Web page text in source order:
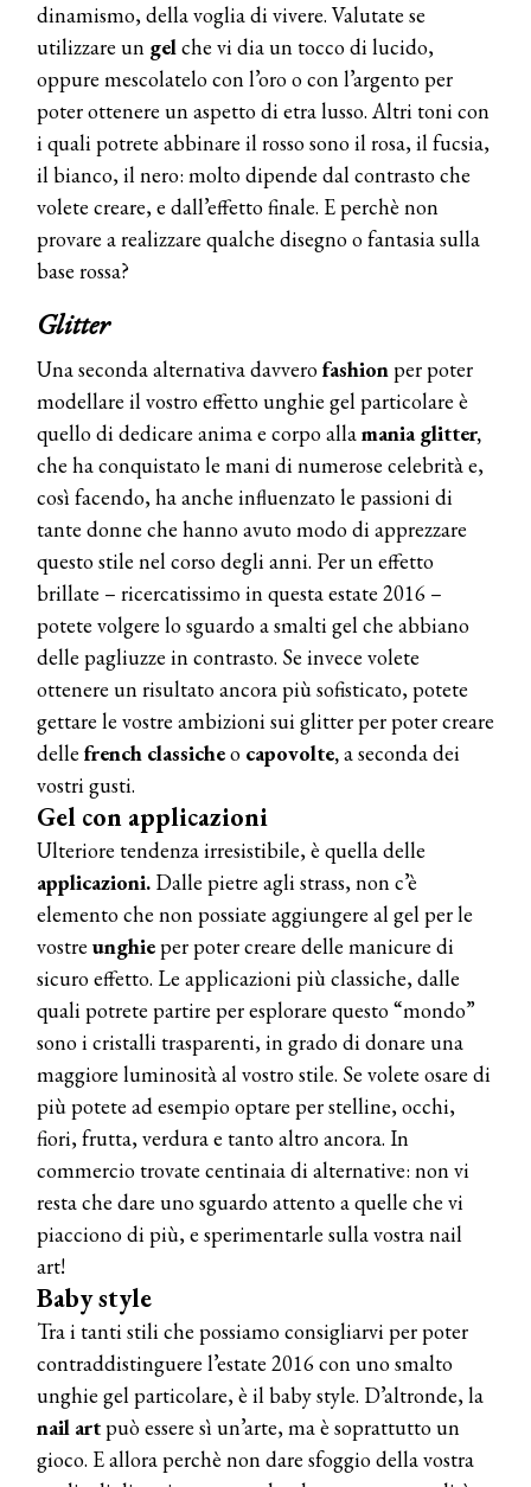
dinamismo, della voglia di vivere. Valutate se
utilizzare un gelche vi dia un tocco di lucido,
oppure mescolatelo con l’oro o con l’argento per
poter ottenere un aspetto di etra lusso. Altri toni con
i quali potrete abbinare il rosso sono il rosa, il fucsia,
il bianco, il nero: molto dipende dal contrasto che
volete creare, e dall’effetto finale. E perchè non
provare a realizzare qualche disegno o fantasia sulla
base rossa?
Glitter
Una seconda alternativa davverofashionper poter
modellare il vostro effetto unghie gel particolare è
quello di dedicare anima e corpo allamania glitter,
che ha conquistato le mani di numerose celebrità e,
così facendo, ha anche influenzato le passioni di
tante donne che hanno avuto modo di apprezzare
questo stile nel corso degli anni. Per un effetto
brillate – ricercatissimo in questa estate 2016 –
potete volgere lo sguardo a smalti gel che abbiano
delle pagliuzze in contrasto. Se invece volete
ottenere un risultato ancora più sofisticato, potete
gettare le vostre ambizioni sui glitter per poter creare
delle french classicheo capovolte,a seconda dei
vostri gusti.
Gel con applicazioni
Ulteriore tendenza irresistibile, è quella delle
applicazioni. Dalle pietre agli strass, non c’è
elemento che non possiate aggiungere al gel per le
vostre unghieper poter creare delle manicure di
sicuro effetto. Le applicazioni più classiche, dalle
quali potrete partire per esplorare questo “mondo”
sono i cristalli trasparenti, in grado di donare una
maggiore luminosità al vostro stile. Se volete osare di
più potete ad esempio optare per stelline, occhi,
fiori, frutta, verdura e tanto altro ancora. In
commercio trovate centinaia di alternative: non vi
resta che dare uno sguardo attento a quelle che vi
piacciono di più, e sperimentarle sulla vostra nail
art!
Baby style
Tra i tanti stili che possiamo consigliarvi per poter
contraddistinguere l’estate 2016 con uno smalto
unghie gel particolare, è il baby style. D’altronde, la
nail artpuò essere sì un’arte, ma è soprattutto un
gioco. E allora perchè non dare sfoggio della vostra